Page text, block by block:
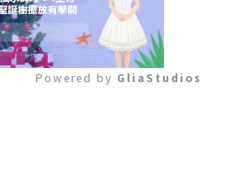
Powered by GliaStudios